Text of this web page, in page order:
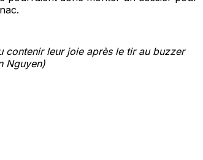
contenir leur joie après le tir au buzzer
Nguyen)